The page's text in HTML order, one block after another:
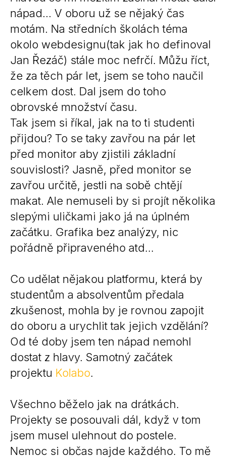
nápad… V oboru už se nějaký čas
motám. Na středních školách téma
okolo webdesignu(tak jak ho definoval
Jan Řezáč) stále moc nefrčí. Můžu říct,
že za těch pár let, jsem se toho naučil
celkem dost. Dal jsem do toho
obrovské množství času.
Tak jsem si říkal, jak na to ti studenti
přijdou? To se taky zavřou na pár let
před monitor aby zjistili základní
souvislosti? Jasně, před monitor se
zavřou určitě, jestli na sobě chtějí
makat. Ale nemuseli by si projít několika
slepými uličkami jako já na úplném
začátku. Grafika bez analýzy, nic
pořádně připraveného atd…
Co udělat nějakou platformu, která by
studentům a absolventům předala
zkušenost, mohla by je rovnou zapojit
do oboru a urychlit tak jejich vzdělání?
Od té doby jsem ten nápad nemohl
dostat z hlavy. Samotný začátek
projektu Kolabo.
Všechno běželo jak na drátkách.
Projekty se posouvali dál, když v tom
jsem musel ulehnout do postele.
Nemoc si občas najde každého. To mě